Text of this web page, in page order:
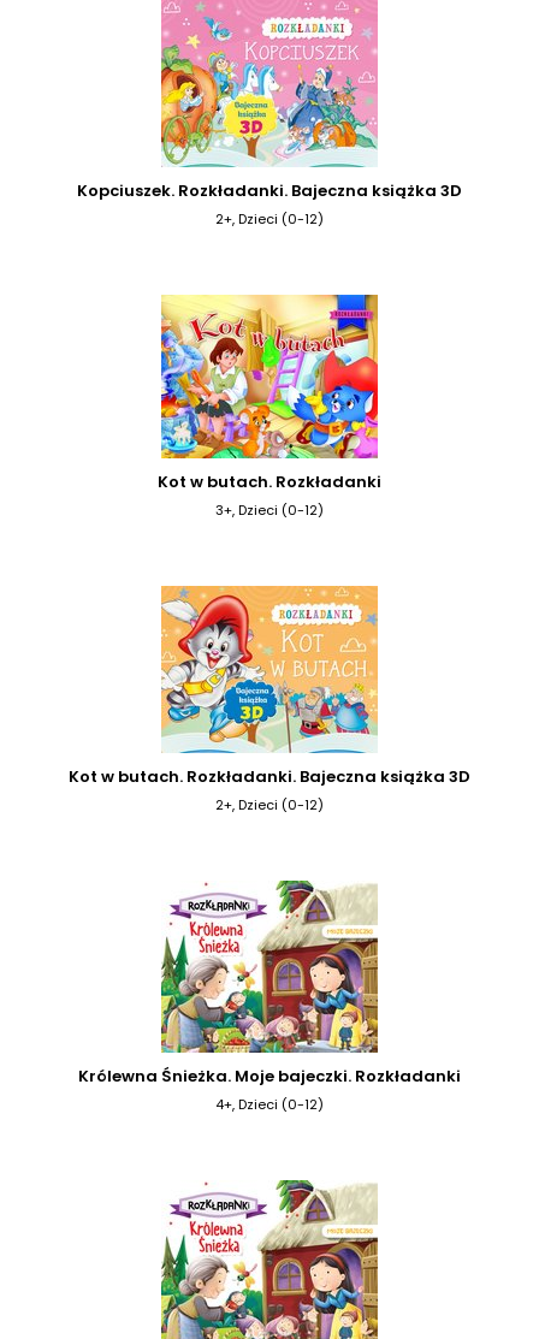
Kopciuszek. Rozkładanki. Bajeczna książka 3D
2+, Dzieci (0-12)
Kot w butach. Rozkładanki
3+, Dzieci (0-12)
Kot w butach. Rozkładanki. Bajeczna książka 3D
2+, Dzieci (0-12)
Królewna Śnieżka. Moje bajeczki. Rozkładanki
4+, Dzieci (0-12)